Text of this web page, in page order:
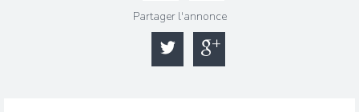
Partager l'annonce